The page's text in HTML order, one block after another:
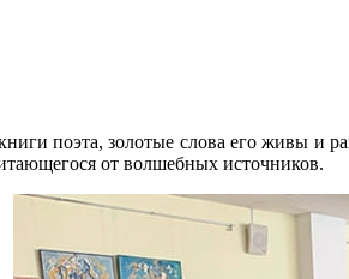
поэта, золотые слова его живы и
от волшебных источников.